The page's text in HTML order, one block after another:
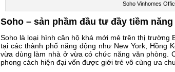
Soho Vinhomes
Soho – sản phầm đầu tư đầy tiềm năng
Soho là loại hình căn hộ khá mới mẻ trên thị trường
tại các thành phố năng động như New York, Hồng
vừa dùng làm nhà ở vừa có chức năng văn phòng.
phong cách hiện đại vốn được giới trẻ vô cùng ưa